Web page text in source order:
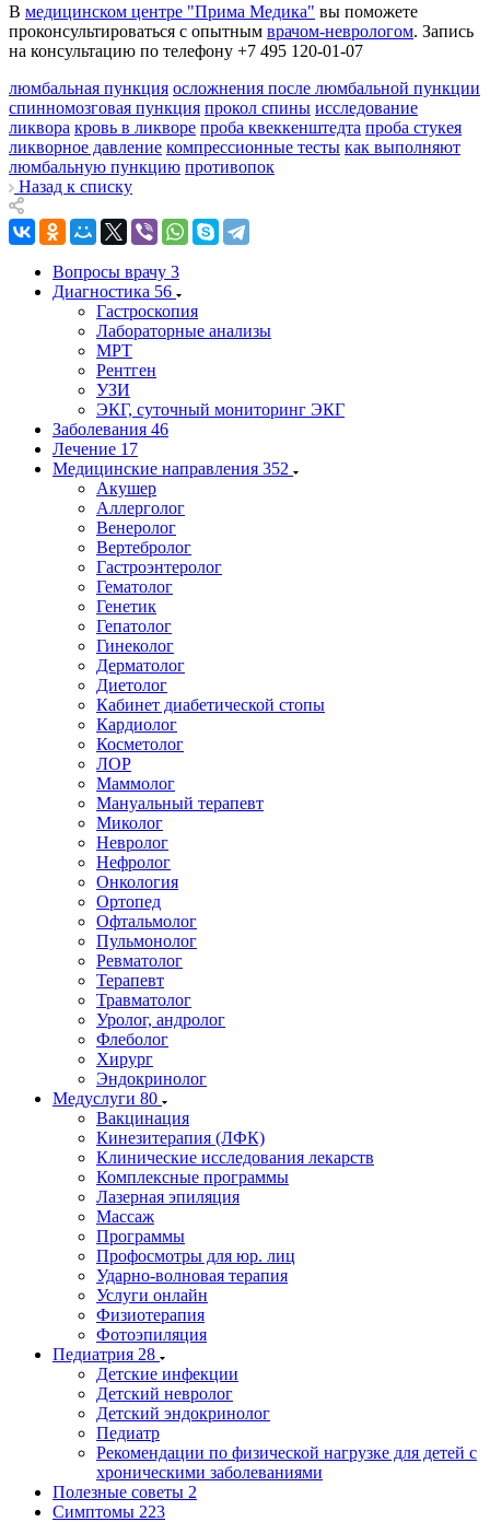
В медицинском центре "Прима Медика" вы поможете
проконсультироваться с опытным врачом-неврологом. Запись
на консультацию по телефону +7 495 120-01-07
люмбальная пункция осложнения после люмбальной пункции
спинномозговая пункция прокол спины исследование
ликвора кровь в ликворе проба квеккенштедта проба стукея
ликворное давление компрессионные тесты как выполняют
люмбальную пункцию противопок
Назад к списку
Вопросы врачу 3
Диагностика 56
Гастроскопия
Лабораторные анализы
МРТ
Рентген
УЗИ
ЭКГ, суточный мониторинг ЭКГ
Заболевания 46
Лечение 17
Медицинские направления 352
Акушер
Аллерголог
Венеролог
Вертебролог
Гастроэнтеролог
Гематолог
Генетик
Гепатолог
Гинеколог
Дерматолог
Диетолог
Кабинет диабетической стопы
Кардиолог
Косметолог
ЛОР
Маммолог
Мануальный терапевт
Миколог
Невролог
Нефролог
Онкология
Ортопед
Офтальмолог
Пульмонолог
Ревматолог
Терапевт
Травматолог
Уролог, андролог
Флеболог
Хирург
Эндокринолог
Медуслуги 80
Вакцинация
Кинезитерапия (ЛФК)
Клинические исследования лекарств
Комплексные программы
Лазерная эпиляция
Массаж
Программы
Профосмотры для юр. лиц
Ударно-волновая терапия
Услуги онлайн
Физиотерапия
Фотоэпиляция
Педиатрия 28
Детские инфекции
Детский невролог
Детский эндокринолог
Педиатр
Рекомендации по физической нагрузке для детей с
хроническими заболеваниями
Полезные советы 2
Симптомы 223